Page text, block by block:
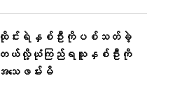
ထိုင်းရဲနှစ်ဦးကိုပစ်သတ်ခဲ့
တယ်လို့ယုံကြည်ရသူနှစ်ဦးကို
အသေဖမ်းမိ